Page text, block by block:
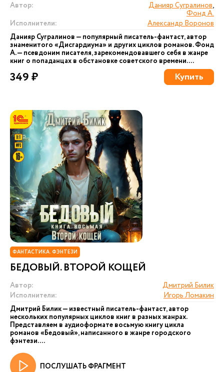
Автор: Данияр Сугралинов,
Фонд А.
Исполнители:
Александр Воронов
Данияр Сугралинов — популярный писатель-фантаст, автор
знаменитого «Дисгардиума» и других циклов романов. Фонд
А. — псевдоним писателя, зарекомендовавшего себя в жанре
книг о попаданцах в обстановке советского времени....
349 ₽ Купить
ФАНТАСТИКА. ФЭНТЕЗИ
БЕДОВЫЙ. ВТОРОЙ КОЩЕЙ
Автор:
Дмитрий Билик
Исполнители:
Игорь Ломакин
Дмитрий Билик — известный писатель-фантаст, автор
нескольких популярных циклов книг в разных жанрах.
Представляем в аудиоформате восьмую книгу цикла
романов «Бедовый», написанного в жанре городского
фэнтези. ...
ПОСЛУШАТЬ ФРАГМЕНТ